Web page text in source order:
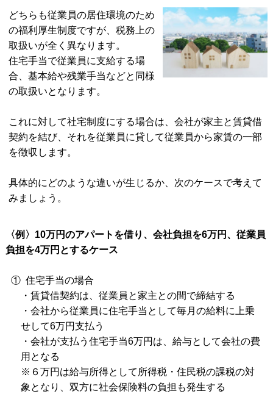
どちらも従業員の居住環境のため
の福利厚生制度ですが、税務上の
取扱いが全く異なります。
住宅手当で従業員に支給する場
合、基本給や残業手当などと同様
の取扱いとなります。
これに対して社宅制度にする場合は、会社が家主と賃貸借
契約を結び、それを従業員に貸して従業員から家賃の一部
を徴収します。
具体的にどのような違いが生じるか、次のケースで考えて
みましょう。
〈例〉10万円のアパートを借り、会社負担を6万円、従業員
負担を4万円とするケース
① 住宅手当の場合
・賃貸借契約は、従業員と家主との間で締結する
・会社から従業員に住宅手当として毎月の給料に上乗
せして6万円支払う
・会社が支払う住宅手当6万円は、給与として会社の費
用となる
※６万円は給与所得として所得税・住民税の課税の対
象となり、双方に社会保険料の負担も発生する